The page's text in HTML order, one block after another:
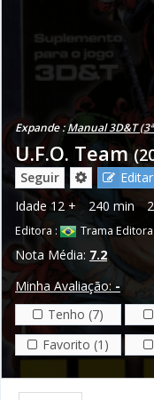
Expande :Manual 3D&T
U.F.O. Team
Seguir Editar
Idade 12 + 240 min
Editora : Trama Editora
Nota Média: 7.2
Minha Avaliação: -
Tenho (7)
Favorito (1)